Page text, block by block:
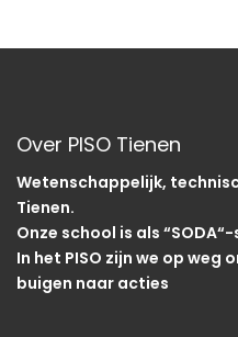
Over PISO Tienen
Wetenschappelijk,
Tienen.
Onze school is als
In het PISO zijn we op weg
buigen naar acties